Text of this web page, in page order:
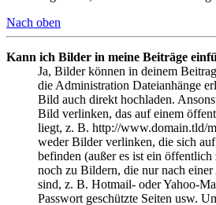
Nach oben
Kann ich Bilder in meine Beiträge
Ja, Bilder können in deinem
die Administration Dateianhänge
Bild auch direkt hochladen.
Bild verlinken, das auf einem
liegt, z. B. http://www.domain.tld/
weder Bilder verlinken, die sich
befinden (außer es ist ein
noch zu Bildern, die nur nach
sind, z. B. Hotmail- oder Yahoo-
Passwort geschützte Seiten usw.